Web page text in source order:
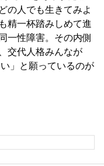
の人でも生きてみよ
精一杯踏みしめて進
一性障害。その内側
交代人格みんなが
」と願っているのが